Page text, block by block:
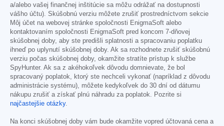
a/alebo vašej finančnej inštitúcie sa môžu odrážať na dostupnosti
vášho účtu). Skúšobnú verziu môžete zrušiť prostredníctvom sekcie
Môj účet na webovej stránke spoločnosti EnigmaSoft alebo
kontaktovaním spoločnosti EnigmaSoft pred koncom 7-dňovej
skúšobnej doby, aby ste predišli splatnosti a spracovaniu poplatku
ihneď po uplynutí skúšobnej doby. Ak sa rozhodnete zrušiť skúšobnú
verziu počas skúšobnej doby, okamžite stratíte prístup k službe
SpyHunter. Ak sa z akéhokoľvek dôvodu domnievate, že bol
spracovaný poplatok, ktorý ste nechceli vykonať (napríklad z dôvodu
administrácie systému), môžete kedykoľvek do 30 dní od dátumu
nákupu zrušiť a získať plnú náhradu za poplatok. Pozrite si
najčastejšie otázky.
Na konci skúšobnej doby vám bude okamžite vopred účtovaná cena a